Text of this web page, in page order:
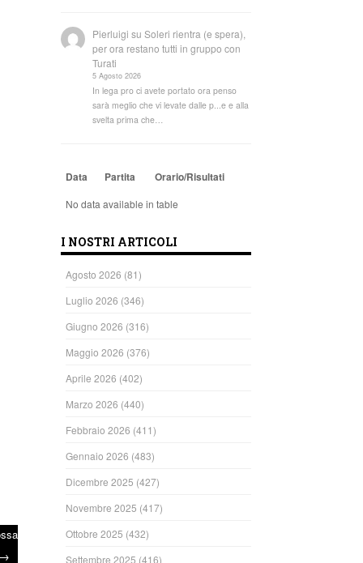
→
Pierluigi suSoleri rientra (e spera),
per ora restano tutti in gruppo con
Turati
5 Agosto 2026
In lega pro ci avete portato ora penso
sarà meglio che vi levate dalle p...e e alla
svelta prima che…
Data Partita Orario/Risultati
No data available in table
I NOSTRI ARTICOLI
Agosto 2026 (81)
Luglio 2026 (346)
Giugno 2026 (316)
Maggio 2026 (376)
Aprile 2026 (402)
Marzo 2026 (440)
Febbraio 2026 (411)
Gennaio 2026 (483)
Dicembre 2025 (427)
Novembre 2025 (417)
Ottobre 2025 (432)
Settembre 2025 (416)